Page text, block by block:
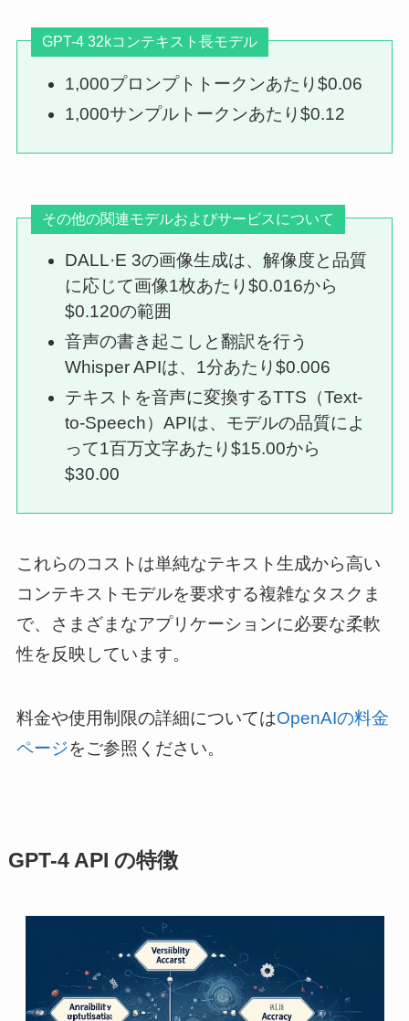
GPT-4 32kコンテキスト長モデル
1,000プロンプトトークンあたり$0.06
1,000サンプルトークンあたり$0.12
その他の関連モデルおよびサービスについて
DALL·E 3の画像生成は、解像度と品質
に応じて画像1枚あたり$0.016から
$0.120の範囲
音声の書き起こしと翻訳を行う
Whisper APIは、1分あたり$0.006
テキストを音声に変換するTTS（Text-
to-Speech）APIは、モデルの品質によ
って1百万文字あたり$15.00から
$30.00
これらのコストは単純なテキスト生成から高い
コンテキストモデルを要求する複雑なタスクま
で、さまざまなアプリケーションに必要な柔軟
性を反映しています。
料金や使用制限の詳細についてはOpenAIの料金
ページをご参照ください。
GPT-4 API の特徴